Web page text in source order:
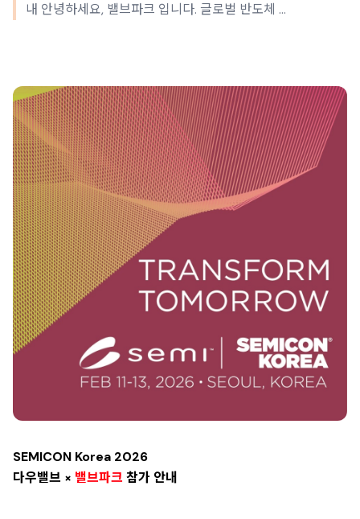
내 안녕하세요, 밸브파크 입니다. 글로벌 반도체 ...
SEMICON Korea 2026
다우밸브 × 밸브파크 참가 안내